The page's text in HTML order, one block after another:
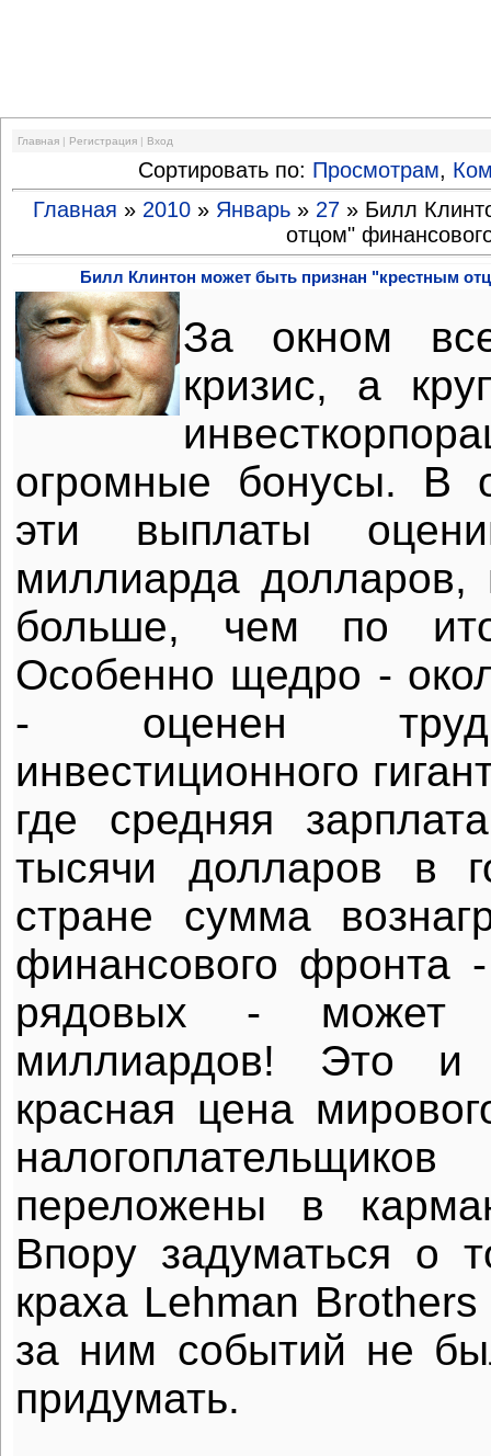
Главная | Регистрация | Вход
Сортировать по: Просмотрам,
Главная » 2010 » Январь » 27 » Билл
отцом"
Билл Клинтон может быть признан "крестным
За окном
кризис, а
огромные бонусы. В
эти выплаты
миллиарда
больше, чем по
Особенно щедро -
- оценен труд
инвестиционного
где средняя
тысячи долларов в
стране сумма
финансового фронта
рядовых - может
миллиардов! Это
красная цена
переложены в
Впору задуматься о
краха Lehman
за ним событий не
придумать.